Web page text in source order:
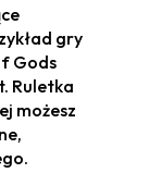
gry
Gods
Ruletka
możesz